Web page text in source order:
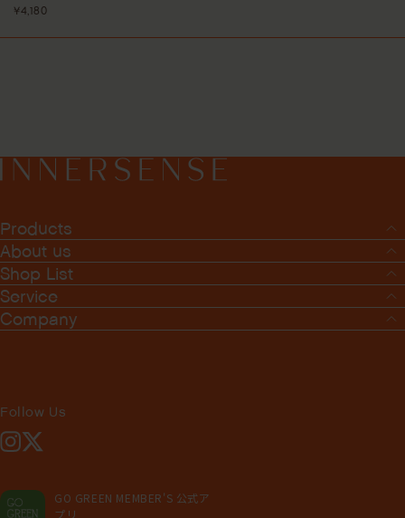
¥4,180
Products
About us
Shop List
Service
Company
Follow Us
Instagram
X
GO GREEN MEMBER'S 公式ア
プリ